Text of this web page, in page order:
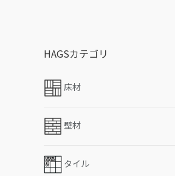
HAGSカテゴリ
床材
壁材
タイル